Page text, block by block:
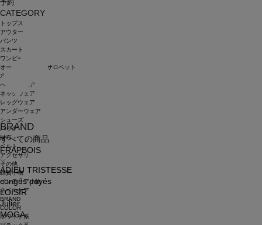
BRAND
すべての商品
FRAPBOIS
ADIEU TRISTESSE
congés payés
LOISIR
Julier
MOGA
予約
CATEGORY
トップス
アウター
パンツ
スカート
ワンピース
オールインワン・サロペット
水着
ヘッドウェア
ネックウェア
レッグウェア
アンダーウェア
シューズ
バッグ
財布
ベルト
アクセサリ
その他
雑貨小物
インテリア小物
ネイルケア
BRAND
COLOR
ホワイト系